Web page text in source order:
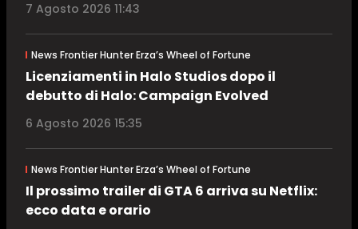
7 Agosto 2026 11:43
News Frontier Hunter Erza’s Wheel of Fortune
Licenziamenti in Halo Studios dopo il
debutto di Halo: Campaign Evolved
6 Agosto 2026 15:35
News Frontier Hunter Erza’s Wheel of Fortune
Il prossimo trailer di GTA 6 arriva su Netflix:
ecco data e orario